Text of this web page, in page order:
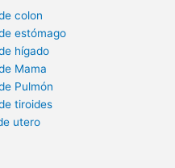
colon
estómago
hígado
Mama
Pulmón
tiroides
utero